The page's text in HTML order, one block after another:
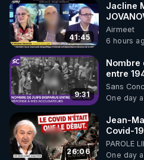
41:45
Jacline
Pognon
Airmeet
6 hours
9:31
Nombre
entre
à mes
Sans
One day
26:06
Jean-
Covid-
début -
jusqu
PAROLE
One day